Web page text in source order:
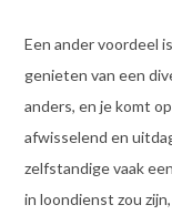
Een ander voordeel
genieten van een
anders, en je komt
afwisselend en
zelfstandige vaak
in loondienst zou